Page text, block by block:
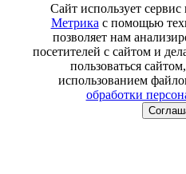
Сайт использует
Метрика с помощью
позволяет нам
посетителей с сайтом и
пользоваться
использованием
обработки